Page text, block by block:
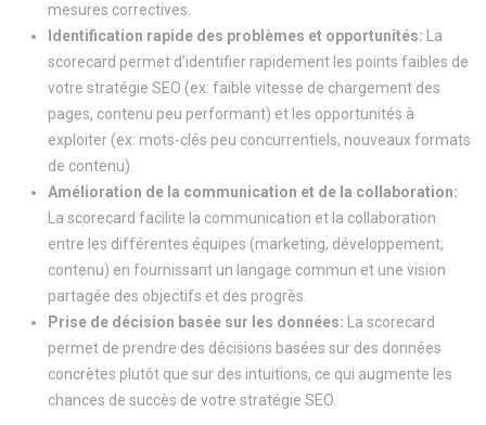
mesures correctives.
Identification rapide des problèmes et opportunités:
La
scorecard permet d’identifier rapidement les points faibles de
votre stratégie SEO (ex: faible vitesse de chargement des
pages, contenu peu performant) et les opportunités à
exploiter (ex: mots-clés peu concurrentiels, nouveaux formats
de contenu).
Amélioration de la communication et de la collaboration:
La scorecard facilite la communication et la collaboration
entre les différentes équipes (marketing, développement,
contenu) en fournissant un langage commun et une vision
partagée des objectifs et des progrès.
Prise de décision basée sur les données:
La scorecard
permet de prendre des décisions basées sur des données
concrètes plutôt que sur des intuitions, ce qui augmente les
chances de succès de votre stratégie SEO.